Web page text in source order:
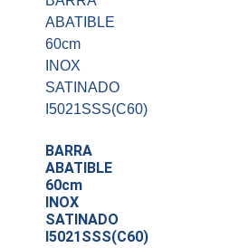
BARRA
ABATIBLE
60cm
INOX
SATINADO
I5021SSS(C60)